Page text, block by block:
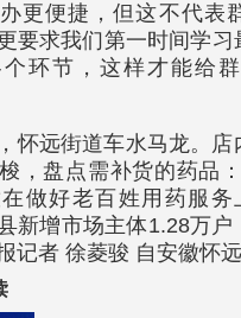
更便捷，但这不代表
要求我们第一时间学习
环节，这样才能给
怀远街道车水马龙。店
，盘点需补货的药品
做好老百姓用药服务
新增市场主体1.28万户
记者 徐菱骏 自安徽怀远